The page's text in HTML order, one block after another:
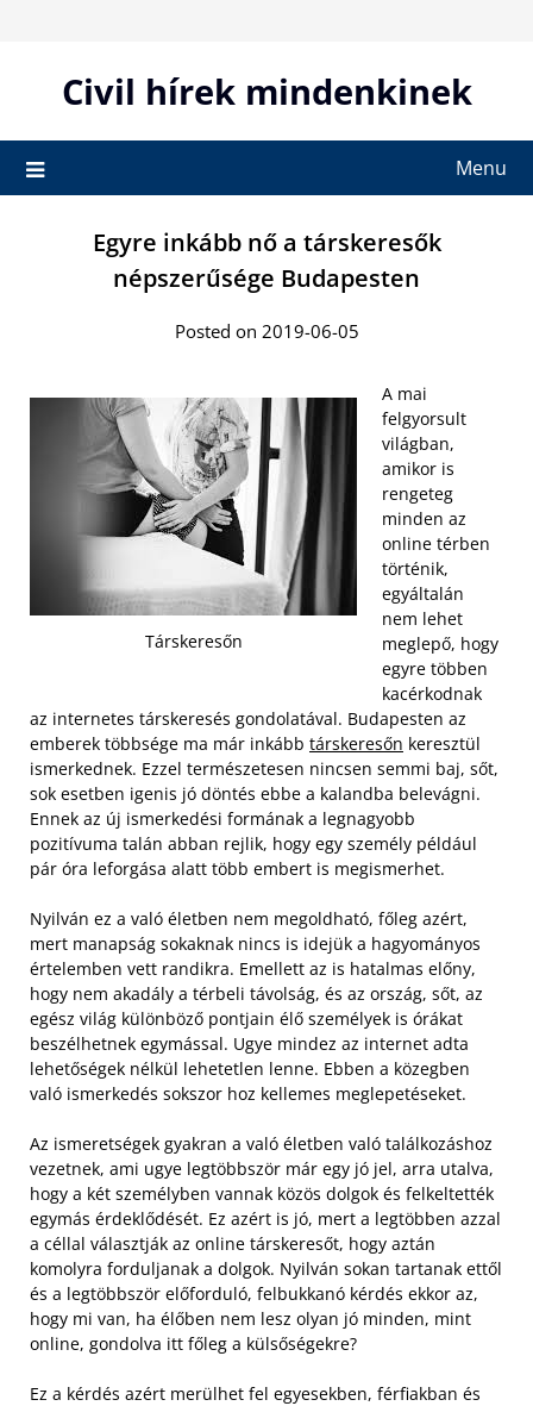
contentCivil hírek mindenkinek
Menu
Egyre inkább nő a társkeresők
népszerűsége Budapesten
Posted on 2019-06-05
Társkeresőn
A mai
felgyorsult
világban,
amikor is
rengeteg
minden az
online térben
történik,
egyáltalán
nem lehet
meglepő, hogy
egyre többen
kacérkodnak
az internetes társkeresés gondolatával. Budapesten az
emberek többsége ma már inkább társkeresőn keresztül
ismerkednek. Ezzel természetesen nincsen semmi baj, sőt,
sok esetben igenis jó döntés ebbe a kalandba belevágni.
Ennek az új ismerkedési formának a legnagyobb
pozitívuma talán abban rejlik, hogy egy személy például
pár óra leforgása alatt több embert is megismerhet.
Nyilván ez a való életben nem megoldható, főleg azért,
mert manapság sokaknak nincs is idejük a hagyományos
értelemben vett randikra. Emellett az is hatalmas előny,
hogy nem akadály a térbeli távolság, és az ország, sőt, az
egész világ különböző pontjain élő személyek is órákat
beszélhetnek egymással. Ugye mindez az internet adta
lehetőségek nélkül lehetetlen lenne. Ebben a közegben
való ismerkedés sokszor hoz kellemes meglepetéseket.
Az ismeretségek gyakran a való életben való találkozáshoz
vezetnek, ami ugye legtöbbször már egy jó jel, arra utalva,
hogy a két személyben vannak közös dolgok és felkeltették
egymás érdeklődését. Ez azért is jó, mert a legtöbben azzal
a céllal választják az online társkeresőt, hogy aztán
komolyra forduljanak a dolgok. Nyilván sokan tartanak ettől
és a legtöbbször előforduló, felbukkanó kérdés ekkor az,
hogy mi van, ha élőben nem lesz olyan jó minden, mint
online, gondolva itt főleg a külsőségekre?
Ez a kérdés azért merülhet fel egyesekben, férfiakban és